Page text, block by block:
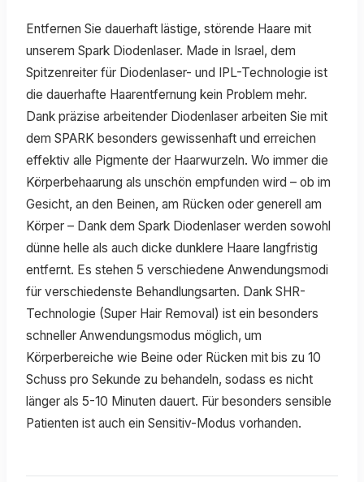
Entfernen Sie dauerhaft lästige, störende Haare mit
unserem Spark Diodenlaser. Made in Israel, dem
Spitzenreiter für Diodenlaser- und IPL-Technologie ist
die dauerhafte Haarentfernung kein Problem mehr.
Dank präzise arbeitender Diodenlaser arbeiten Sie mit
dem SPARK besonders gewissenhaft und erreichen
effektiv alle Pigmente der Haarwurzeln. Wo immer die
Körperbehaarung als unschön empfunden wird – ob im
Gesicht, an den Beinen, am Rücken oder generell am
Körper – Dank dem Spark Diodenlaser werden sowohl
dünne helle als auch dicke dunklere Haare langfristig
entfernt. Es stehen 5 verschiedene Anwendungsmodi
für verschiedenste Behandlungsarten. Dank SHR-
Technologie (Super Hair Removal) ist ein besonders
schneller Anwendungsmodus möglich, um
Körperbereiche wie Beine oder Rücken mit bis zu 10
Schuss pro Sekunde zu behandeln, sodass es nicht
länger als 5-10 Minuten dauert. Für besonders sensible
Patienten ist auch ein Sensitiv-Modus vorhanden.